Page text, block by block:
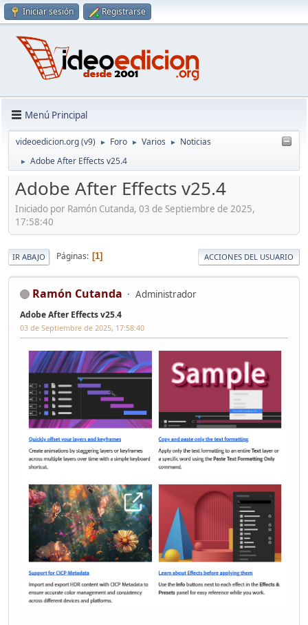
Iniciar sesión Registrarse
Menú Principal
videoedicion.org (v9) ► Foro ► Varios ► Noticias
► Adobe After Effects v25.4
Adobe After Effects v25.4
Iniciado por Ramón Cutanda, 03 de Septiembre de 2025,
17:58:40
IR ABAJO Páginas 1 ACCIONES DEL USUARIO
Ramón Cutanda Administrador
Adobe After Effects v25.4
03 de Septiembre de 2025, 17:58:40